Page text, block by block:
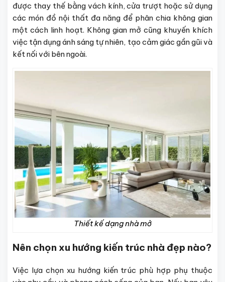
được thay thế bằng vách kính, cửa trượt hoặc sử dụng
các món đồ nội thất đa năng để phân chia không gian
một cách linh hoạt. Không gian mở cũng khuyến khích
việc tận dụng ánh sáng tự nhiên, tạo cảm giác gần gũi và
kết nối với bên ngoài.
Thiết kế dạng nhà mở
Nên chọn xu hướng kiến trúc nhà đẹp nào?
Việc lựa chọn xu hướng kiến trúc phù hợp phụ thuộc